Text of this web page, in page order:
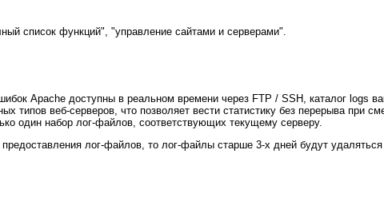
список функций", "управление сайтами и серверами".
Apache доступны в реальном времени через FTP / SSH, каталог logs
типов веб-серверов, что позволяет вести статистику без перерыва при
один набор лог-файлов, соответствующих текущему серверу.
лог-файлов, то лог-файлы старше 3-х дней будут удаляться